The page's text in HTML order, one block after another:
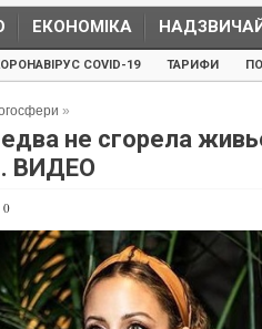
ЕКОНОМІКА
COVID-19 ТАРИФИ
»
не сгорела
ВИДЕО
0